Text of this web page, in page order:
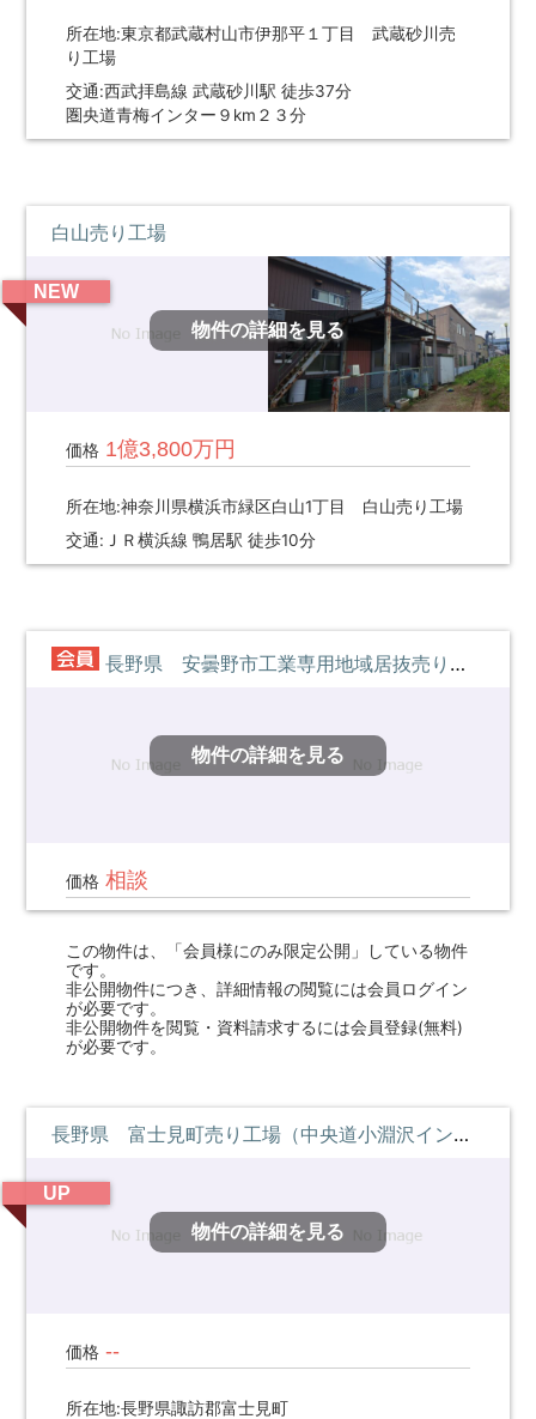
所在地:東京都武蔵村山市伊那平１丁目 武蔵砂川売
り工場
交通:西武拝島線 武蔵砂川駅 徒歩37分
圏央道青梅インター９km２３分
白山売り工場
NEW
物件の詳細を見る
価格1億3,800万円
所在地:神奈川県横浜市緑区白山1丁目 白山売り工場
交通:ＪＲ横浜線 鴨居駅 徒歩10分
長野県 安曇野市工業専用地域居抜売り工場
物件の詳細を見る
価格相談
この物件は、「会員様にのみ限定公開」している物件
です。
非公開物件につき、詳細情報の閲覧には会員ログイン
が必要です。
非公開物件を閲覧・資料請求するには会員登録(無料)
が必要です。
長野県 富士見町売り工場（中央道小淵沢インター約３km）準工業
UP
物件の詳細を見る
価格--
所在地:長野県諏訪郡富士見町